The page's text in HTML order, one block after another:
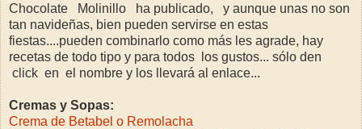
Chocolate Molinillo ha publicado, y aunque unas no son
tan navideñas, bien pueden servirse en estas
fiestas....pueden combinarlo como más les agrade, hay
recetas de todo tipo y para todos los gustos... sólo den
click en el nombre y los llevará al enlace...
Cremas y Sopas:
Crema de Betabel o Remolacha